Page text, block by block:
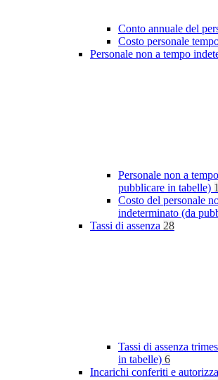
Conto annuale del
Costo personale
Personale non a tempo
Personale non a
pubblicare in tabelle)
Costo del personale
indeterminato (da
Tassi di assenza 28
Tassi di assenza
in tabelle) 6
Incarichi conferiti e